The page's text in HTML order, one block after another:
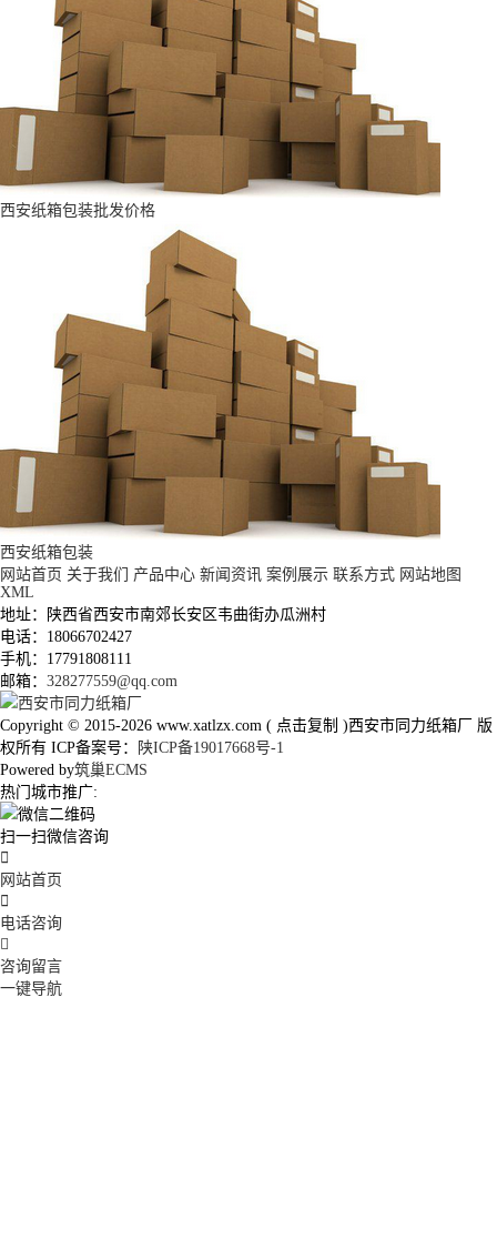
西安纸箱包装批发价格
西安纸箱包装
网站首页 关于我们 产品中心 新闻资讯 案例展示 联系方式 网站地图
XML
地址：陕西省西安市南郊长安区韦曲街办瓜洲村
电话：18066702427
手机：17791808111
邮箱： 328277559@qq.com
Copyright © 2015-2026 www.xatlzx.com ( 点击复制 )西安市同力纸箱厂 版
权所有 ICP备案号：
陕ICP备19017668号-1
Powered by筑巢ECMS
热门城市推广:
扫一扫微信咨询

网站首页

电话咨询

咨询留言
一键导航